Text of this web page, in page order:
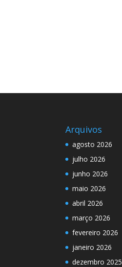
Arquivos
agosto 2026
julho 2026
junho 2026
maio 2026
abril 2026
março 2026
fevereiro 2026
janeiro 2026
dezembro 2025